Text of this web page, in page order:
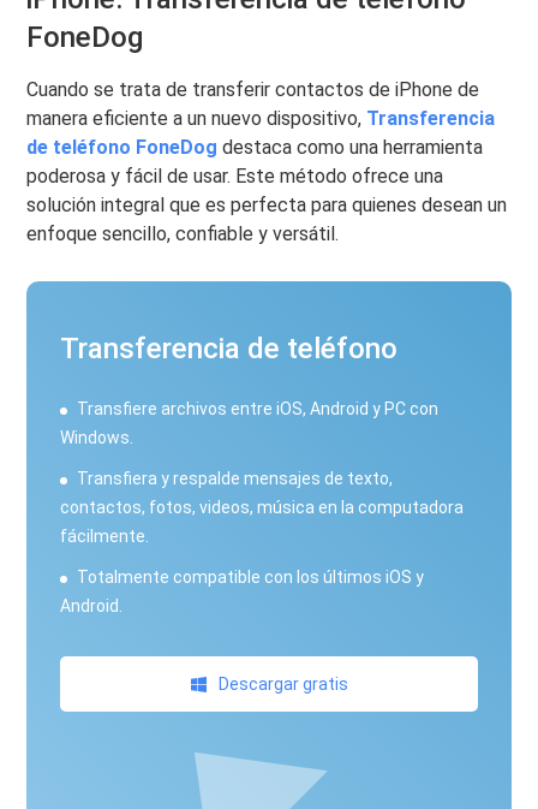
FoneDog
Cuando se trata de transferir contactos de iPhone de
manera eficiente a un nuevo dispositivo, Transferencia
de teléfono FoneDog destaca como una herramienta
poderosa y fácil de usar. Este método ofrece una
solución integral que es perfecta para quienes desean un
enfoque sencillo, confiable y versátil.
Transferencia de teléfono
Transfiere archivos entre iOS, Android y PC con
Windows.
Transfiera y respalde mensajes de texto,
contactos, fotos, videos, música en la computadora
fácilmente.
Totalmente compatible con los últimos iOS y
Android.
Descargar gratis